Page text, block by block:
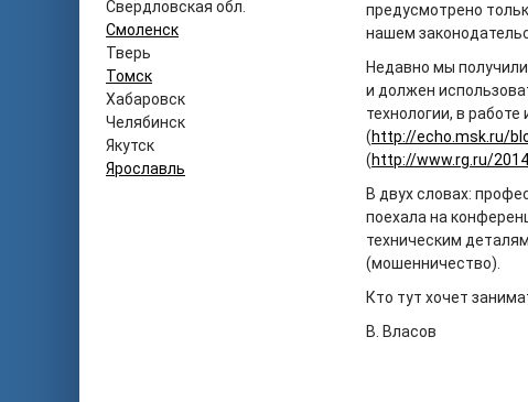
Свердловская обл.
Смоленск
Тверь
Томск
Хабаровск
Челябинск
Якутск
Ярославль
предусмотрено
нашем
Недавно мы
и должен
технологии, в
(http://echo.msk.ru/
(http://www.rg.ru/
В двух словах:
поехала на
техническим
(мошенничество).
Кто тут хочет
В. Власов